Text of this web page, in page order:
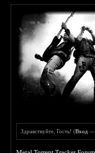
Здравствуйте, Гость! (Вход